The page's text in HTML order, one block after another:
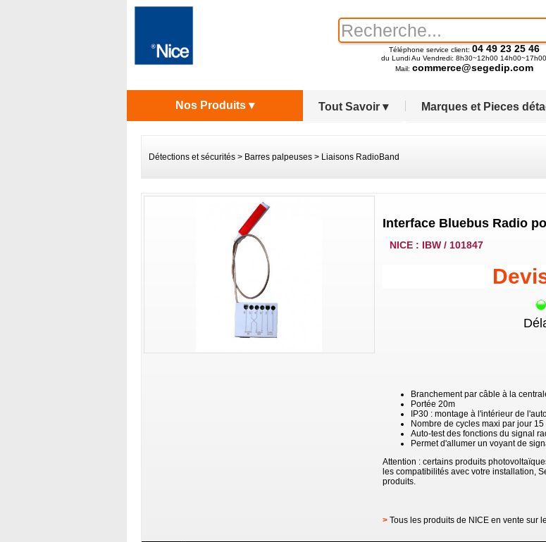
Téléphone service client: 04 49 23 25 46
du Lundi Au Vendredi: 8h30~12h00 14h00~17h00
Mail: commerce@segedip.com
Tout Savoir ▾ Marques et Pieces
Nos Produits ▾
Détections et sécurités> Barres palpeuses> Liaisons RadioBand
Interface Bluebus Radio
NICE : IBW / 101847
Branchement par câble à la
Portée 20m
IP30 : montage à l'intérieur de
Nombre de cycles maxi par jour 15
Auto-test des fonctions du signal
Permet d'allumer un voyant de
Attention : certains produits
les compatibilités avec votre installation,
produits.
> Tous les produits de NICE en vente sur